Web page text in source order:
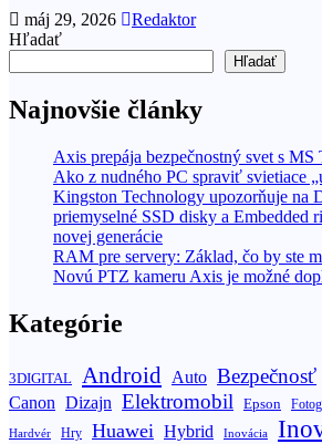
máj 29, 2026
Redaktor
Hľadať
Hľadať
Najnovšie články
Axis prepája bezpečnostný svet s MS
Ako z nudného PC spraviť svietiace
Kingston Technology upozorňuje na
priemyselné SSD disky a Embedded
novej generácie
RAM pre servery: Základ, čo by ste
Novú PTZ kameru Axis je možné
Kategórie
3DIGITAL Android Auto Bezpečnosť
Canon Dizajn Elektromobil Epson
Hardvér Hry Huawei Hybrid Inovácia